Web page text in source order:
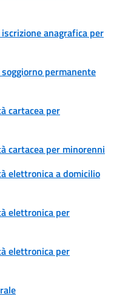
anagrafica per
permanente
cartacea per
cartacea per minorenni
elettronica a domicilio
elettronica per
elettronica per